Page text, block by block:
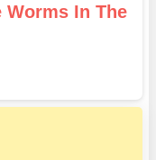
Worms In The